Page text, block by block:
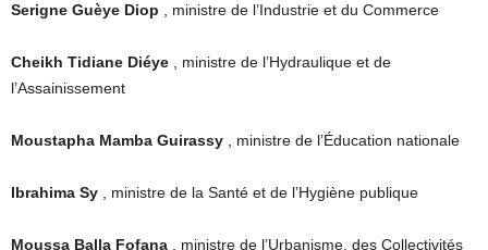
Serigne Guèye Diop , ministre de l’Industrie et du Commerce
Cheikh Tidiane Diéye , ministre de l’Hydraulique et de
l’Assainissement
Moustapha Mamba Guirassy , ministre de l’Éducation nationale
Ibrahima Sy , ministre de la Santé et de l’Hygiène publique
Moussa Balla Fofana , ministre de l’Urbanisme, des Collectivités